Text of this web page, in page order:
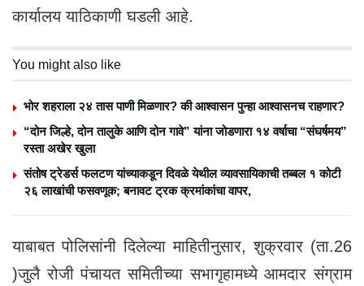
कार्यालय याठिकाणी घडली आहे.
You might also like
भोर शहराला २४ तास पाणी मिळणार? की आश्वासन पुन्हा आश्वासनच राहणार?
“दोन जिल्हे, दोन तालुके आणि दोन गावे” यांना जोडणारा १४ वर्षाचा “संघर्षमय”
रस्ता अखेर खुला
संतोष ट्रेडर्स फलटण यांच्याकडून दिवळे येथील व्यावसायिकाची तब्बल १ कोटी
२६ लाखांची फसवणूक; बनावट ट्रक क्रमांकांचा वापर,
याबाबत पोलिसांनी दिलेल्या माहितीनुसार, शुक्रवार (ता.26
)जुलै रोजी पंचायत समितीच्या सभागृहामध्ये आमदार संग्राम